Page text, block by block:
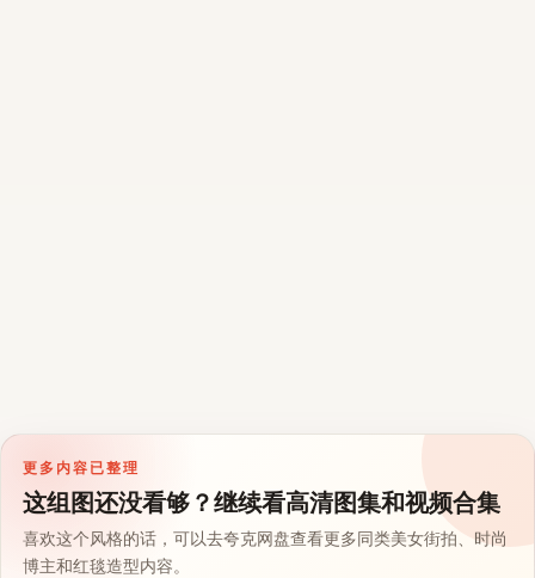
更多内容已整理
这组图还没看够？继续看高清图集和视频合集
喜欢这个风格的话，可以去夸克网盘查看更多同类美女街拍、时尚
博主和红毯造型内容。